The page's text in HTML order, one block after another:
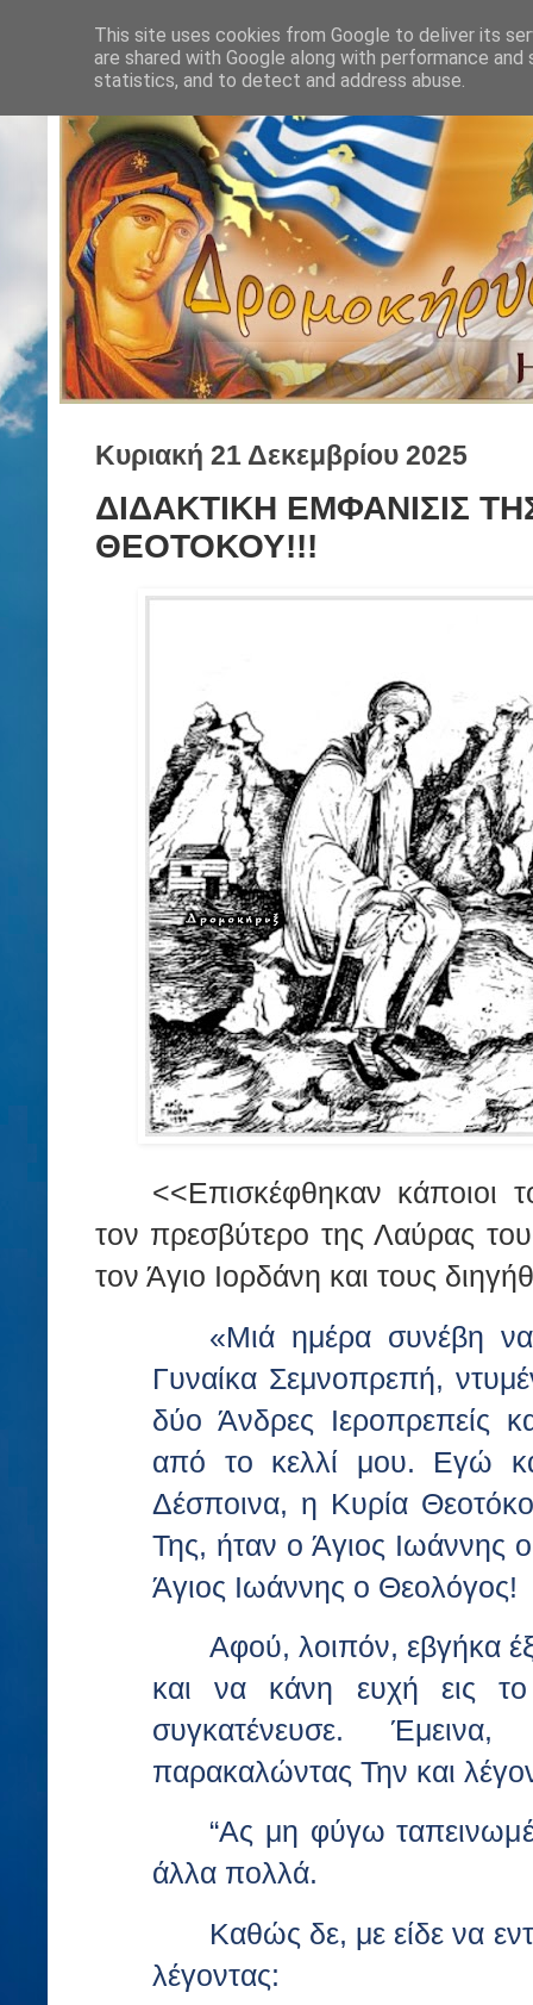
Κυριακή 21 Δεκεμβρίου 2025
ΔΙΔΑΚΤΙΚΗ ΕΜΦΑΝΙΣΙΣ
ΘΕΟΤΟΚΟΥ!!!
<<Επισκέφθηκαν κάποιοι
τον πρεσβύτερο της Λαύρας
τον Άγιο Ιορδάνη και τους
«Μιά ημέρα συνέβη
Γυναίκα Σεμνοπρεπή,
δύο Άνδρες Ιεροπρεπείς
από το κελλί μου. Εγώ
Δέσποινα, η Κυρία
Της, ήταν ο Άγιος Ιωάννης
Άγιος Ιωάννης ο Θεολόγος!
Αφού, λοιπόν, εβγήκα
και να κάνη ευχή εις
συγκατένευσε.
παρακαλώντας Την και
“Ας μη φύγω
άλλα πολλά.
Καθώς δε, με είδε να
λέγοντας:
This site uses cookies from Google to deliver its
are shared with Google along with performance
statistics, and to detect and address abuse.